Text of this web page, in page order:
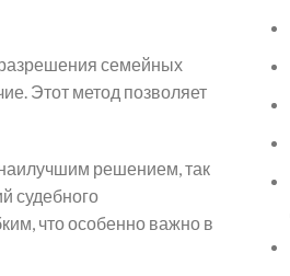
семейных
Этот метод позволяет
решением, так
судебного
что особенно важно в